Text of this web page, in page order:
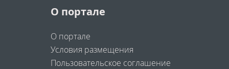
О портале
О портале
Условия размещения
Пользовательское соглашение